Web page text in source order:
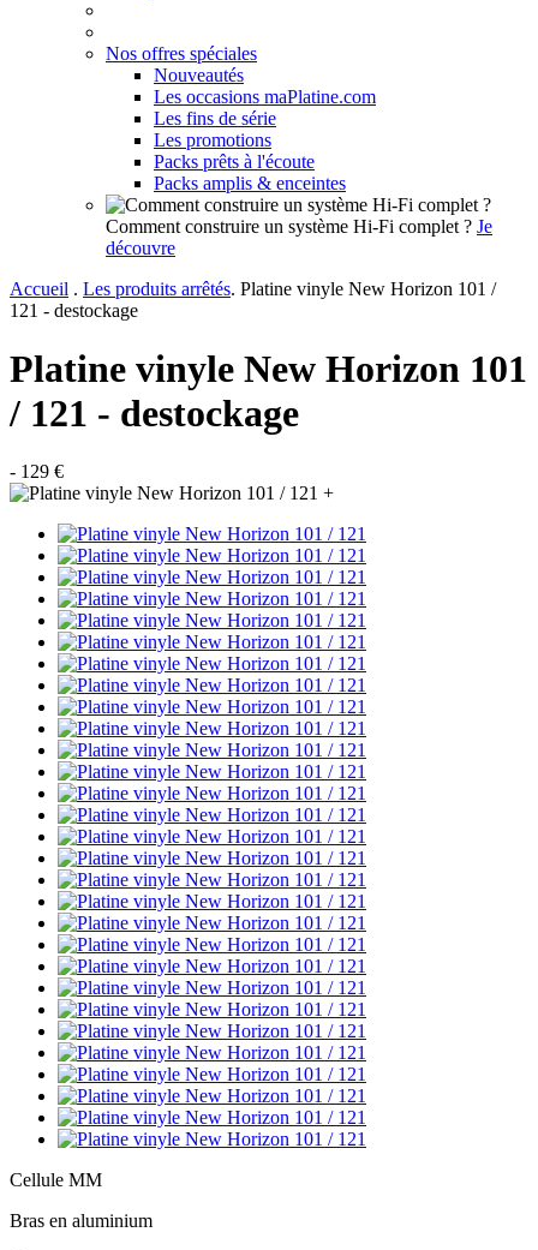
Nos offres spéciales
Nouveautés
Les occasions maPlatine.com
Les fins de série
Les promotions
Packs prêts à l'écoute
Packs amplis & enceintes
Comment construire un système Hi-Fi complet ? Je
découvre
Accueil . Les produits arrêtés. Platine vinyle New Horizon 101 /
121 - destockage
Platine vinyle New Horizon 101
/ 121 - destockage
- 129 €
+
Cellule MM
Bras en aluminium